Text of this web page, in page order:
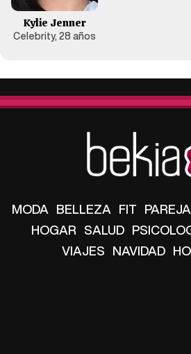
Kylie Jenner
Celebrity, 28 años
MODA BELLEZA FIT PAREJA
HOGAR SALUD
VIAJES NAVIDAD